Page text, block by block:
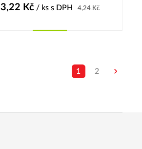
3,22 Kč/ ks s DPH 4,24Kč
1 2